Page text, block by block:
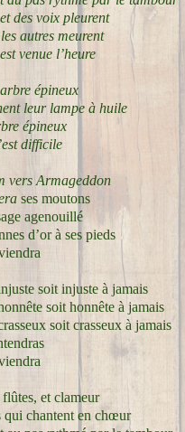
des voix pleurent
autres meurent
venue l’heure
épineux
leur lampe à huile
épineux
difficile
vers Armageddon
ses moutons
agenouillé
d’or à ses pieds
soit injuste à jamais
soit honnête à jamais
soit crasseux à jamais
et clameur
qui chantent en chœur